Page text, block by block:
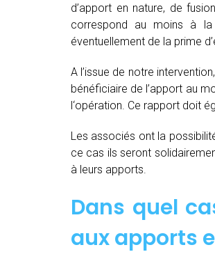
d’apport en nature, de
correspond au moins à
éventuellement de la prime
A l’issue de notre
bénéficiaire de l’apport au
l‘opération. Ce rapport doit
Les associés ont la
ce cas ils seront
à leurs apports.
Dans quel
aux apports